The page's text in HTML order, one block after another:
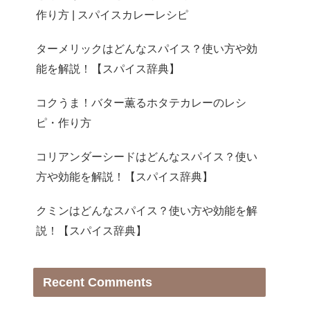
作り方 | スパイスカレーレシピ
ターメリックはどんなスパイス？使い方や効
能を解説！【スパイス辞典】
コクうま！バター薫るホタテカレーのレシ
ピ・作り方
コリアンダーシードはどんなスパイス？使い
方や効能を解説！【スパイス辞典】
クミンはどんなスパイス？使い方や効能を解
説！【スパイス辞典】
Recent Comments